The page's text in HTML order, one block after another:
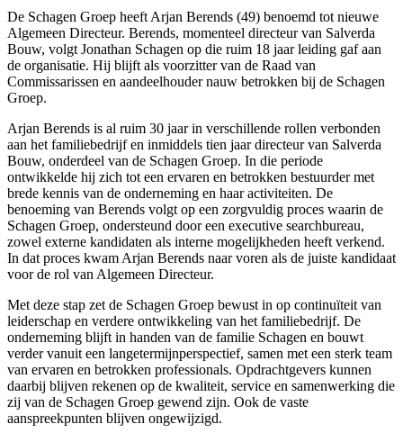
De Schagen Groep heeft Arjan Berends (49) benoemd tot nieuwe
Algemeen Directeur. Berends, momenteel directeur van Salverda
Bouw, volgt Jonathan Schagen op die ruim 18 jaar leiding gaf aan
de organisatie. Hij blijft als voorzitter van de Raad van
Commissarissen en aandeelhouder nauw betrokken bij de Schagen
Groep.
Arjan Berends is al ruim 30 jaar in verschillende rollen verbonden
aan het familiebedrijf en inmiddels tien jaar directeur van Salverda
Bouw, onderdeel van de Schagen Groep. In die periode
ontwikkelde hij zich tot een ervaren en betrokken bestuurder met
brede kennis van de onderneming en haar activiteiten. De
benoeming van Berends volgt op een zorgvuldig proces waarin de
Schagen Groep, ondersteund door een executive searchbureau,
zowel externe kandidaten als interne mogelijkheden heeft verkend.
In dat proces kwam Arjan Berends naar voren als de juiste kandidaat
voor de rol van Algemeen Directeur.
Met deze stap zet de Schagen Groep bewust in op continuïteit van
leiderschap en verdere ontwikkeling van het familiebedrijf. De
onderneming blijft in handen van de familie Schagen en bouwt
verder vanuit een langetermijnperspectief, samen met een sterk team
van ervaren en betrokken professionals. Opdrachtgevers kunnen
daarbij blijven rekenen op de kwaliteit, service en samenwerking die
zij van de Schagen Groep gewend zijn. Ook de vaste
aanspreekpunten blijven ongewijzigd.